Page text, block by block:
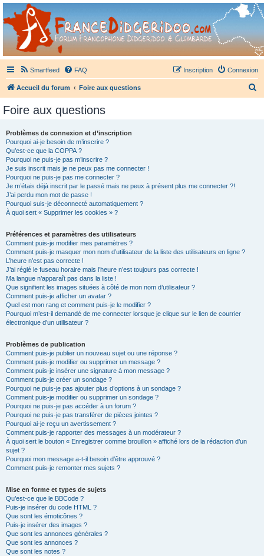
France Didgeridoo
Didgeridoo et Guimbarde sur France Didgeridoo - retrouvez la communauté.
Smartfeed FAQ Connexion
Inscription
Accueil du forum Foire aux questions
Foire aux questions
Problèmes de connexion et d’inscription
Pourquoi ai-je besoin de m’inscrire ?
Qu’est-ce que la COPPA ?
Pourquoi ne puis-je pas m’inscrire ?
Je suis inscrit mais je ne peux pas me connecter !
Pourquoi ne puis-je pas me connecter ?
Je m’étais déjà inscrit par le passé mais ne peux à présent plus me connecter ?!
J’ai perdu mon mot de passe !
Pourquoi suis-je déconnecté automatiquement ?
À quoi sert « Supprimer les cookies » ?
Préférences et paramètres des utilisateurs
Comment puis-je modifier mes paramètres ?
Comment puis-je masquer mon nom d’utilisateur de la liste des utilisateurs en ligne ?
L’heure n’est pas correcte !
J’ai réglé le fuseau horaire mais l’heure n’est toujours pas correcte !
Ma langue n’apparaît pas dans la liste !
Que signifient les images situées à côté de mon nom d’utilisateur ?
Comment puis-je afficher un avatar ?
Quel est mon rang et comment puis-je le modifier ?
Pourquoi m’est-il demandé de me connecter lorsque je clique sur le lien de courrier
électronique d’un utilisateur ?
Problèmes de publication
Comment puis-je publier un nouveau sujet ou une réponse ?
Comment puis-je modifier ou supprimer un message ?
Comment puis-je insérer une signature à mon message ?
Comment puis-je créer un sondage ?
Pourquoi ne puis-je pas ajouter plus d’options à un sondage ?
Comment puis-je modifier ou supprimer un sondage ?
Pourquoi ne puis-je pas accéder à un forum ?
Pourquoi ne puis-je pas transférer de pièces jointes ?
Pourquoi ai-je reçu un avertissement ?
Comment puis-je rapporter des messages à un modérateur ?
À quoi sert le bouton « Enregistrer comme brouillon » affiché lors de la rédaction d’un
sujet ?
Pourquoi mon message a-t-il besoin d’être approuvé ?
Comment puis-je remonter mes sujets ?
Mise en forme et types de sujets
Qu’est-ce que le BBCode ?
Puis-je insérer du code HTML ?
Que sont les émoticônes ?
Puis-je insérer des images ?
Que sont les annonces générales ?
Que sont les annonces ?
Que sont les notes ?